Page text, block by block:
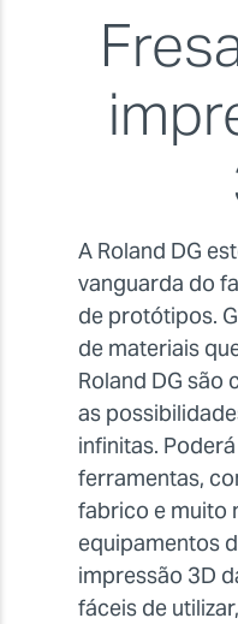
A Roland DG
vanguarda do
de protótipos.
de materiais
Roland DG são
as
infinitas.
ferramentas,
fabrico e muito
equipamentos
impressão 3D
fáceis de